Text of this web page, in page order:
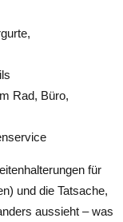
Rad, Büro,
für
und die Tatsache,
aussieht – was